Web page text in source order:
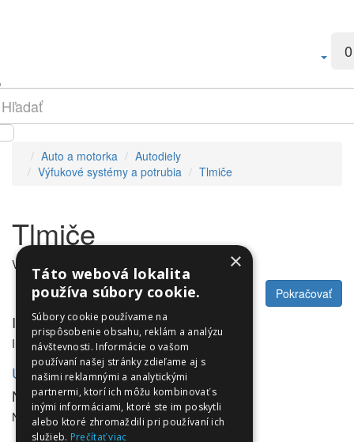
0
Auto a motorka
Autodiely
Výfukové systémy a potrubia
Tlmiče
Tlmiče
V tejto kategórii nie sú žiadne produkty.
Pokračovať
Informácie
Informácie
Utleurope.com
NewsLetter
NewsLetter
×
Táto webová lokalita
používa súbory cookie.
Súbory cookie používame na
prispôsobenie obsahu, reklám a analýzu
návštevnosti. Informácie o vašom
používaní našej stránky zdieľame aj s
našimi reklamnými a analytickými
partnermi, ktorí ich môžu kombinovať s
inými informáciami, ktoré ste im poskytli
alebo ktoré zhromaždili pri používaní ich
služieb. Prečítať viac